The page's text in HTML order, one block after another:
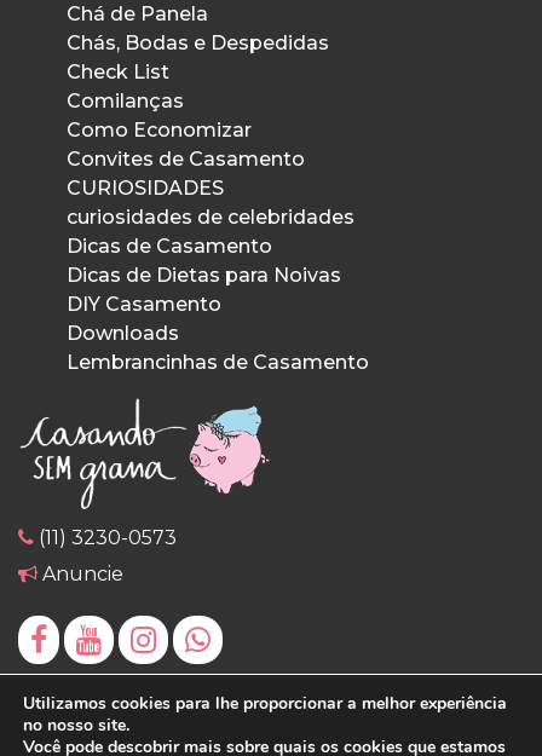
Chá de Panela
Chás, Bodas e Despedidas
Check List
Comilanças
Como Economizar
Convites de Casamento
CURIOSIDADES
curiosidades de celebridades
Dicas de Casamento
Dicas de Dietas para Noivas
DIY Casamento
Downloads
Lembrancinhas de Casamento
(11) 3230-0573
Anuncie
Utilizamos cookies para lhe proporcionar a melhor experiência
no nosso site.
Você pode descobrir mais sobre quais os cookies que estamos